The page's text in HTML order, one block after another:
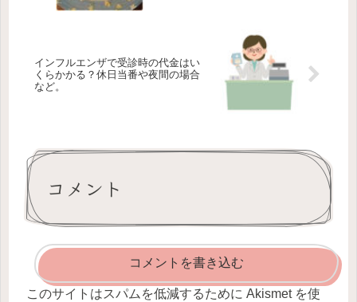
インフルエンザで受診時の代金はい
くらかかる？休日当番や夜間の場合
など。
コメント
コメントを書き込む
このサイトはスパムを低減するために Akismet を使